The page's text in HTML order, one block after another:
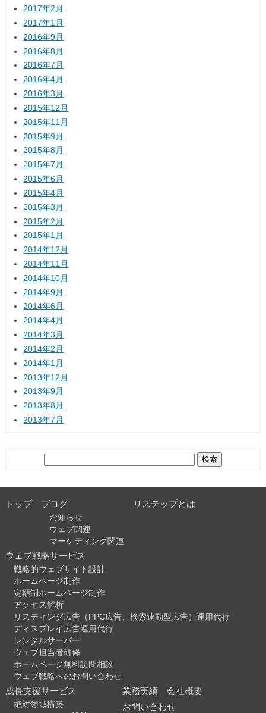
2017年2月
2017年1月
2016年9月
2016年8月
2016年7月
2016年4月
2016年3月
2015年12月
2015年11月
2015年9月
2015年8月
2015年7月
2015年6月
2015年4月
2015年3月
2015年2月
2015年1月
2014年12月
2014年11月
2014年10月
2014年9月
2014年6月
2014年4月
2014年3月
2014年2月
2014年1月
2013年12月
2013年9月
2013年8月
2013年7月
検
索:
トップ ブログ
お知らせ
ウェブ関連
マーケティング関連
リステップとは
ウェブ戦略サービス
戦略的ウェブサイト設計
ホームページ制作
定額制ホームページ制作
アクセス解析
リスティング広告（PPC広告、検索連動型広告）運用代行
ディスプレイ広告運用代行
レンタルサーバー
ウェブ担当者研修
ホームページ無料訪問相談
ウェブ戦略へのお問い合わせ
成長支援サービス
絶対領域構築
業務実績
会社概要
お問い合わせ